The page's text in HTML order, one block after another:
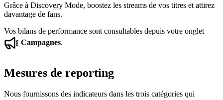
Grâce à Discovery Mode, boostez les streams de vos titres et attirez
davantage de fans.
Vos bilans de performance sont consultables depuis votre onglet
Campagnes.
Mesures de reporting
Nous fournissons des indicateurs dans les trois catégories qui